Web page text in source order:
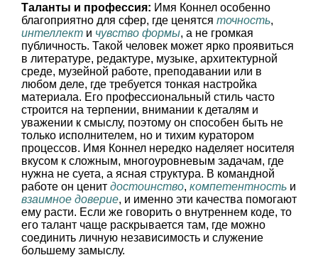
Таланты и профессия: Имя Коннел особенно
благоприятно для сфер, где ценятся точность,
интеллект и чувство формы, а не громкая
публичность. Такой человек может ярко проявиться
в литературе, редактуре, музыке, архитектурной
среде, музейной работе, преподавании или в
любом деле, где требуется тонкая настройка
материала. Его профессиональный стиль часто
строится на терпении, внимании к деталям и
уважении к смыслу, поэтому он способен быть не
только исполнителем, но и тихим куратором
процессов. Имя Коннел нередко наделяет носителя
вкусом к сложным, многоуровневым задачам, где
нужна не суета, а ясная структура. В командной
работе он ценит достоинство, компетентность и
взаимное доверие, и именно эти качества помогают
ему расти. Если же говорить о внутреннем коде, то
его талант чаще раскрывается там, где можно
соединить личную независимость и служение
большему замыслу.